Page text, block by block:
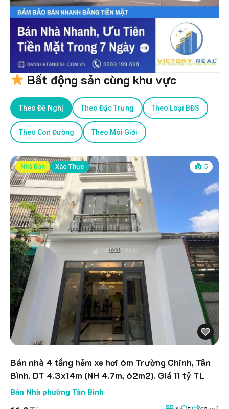
Bất động sản cùng khu vực
Theo Đề Nghị Theo Đặc Trưng Theo Loại BĐS
Theo Con Đường Theo Môi Giới
Nhà Bán Xác Thực 5
Bán nhà 4 tầng hẻm xe hơi 6m Trường Chinh, Tân
Bình. DT 4.3x14m (NH 4.7m, 62m2). Giá 11 tỷ TL
Bán Nhà phường Tân Bình